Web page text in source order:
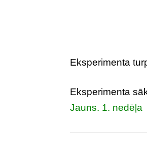
Eksperimenta
Eksperimenta
Jauns. 1. nedēļa